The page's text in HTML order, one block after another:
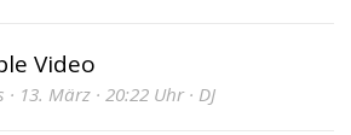
Video
13. März · 20:22 Uhr · DJ